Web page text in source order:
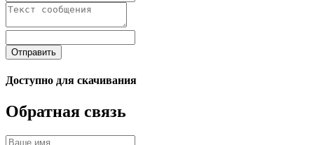
Отправить
Доступно для скачивания
Обратная связь